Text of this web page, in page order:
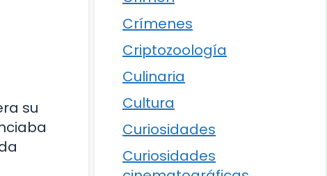
su
Crímenes
Criptozoología
Culinaria
Cultura
Curiosidades
Curiosidades